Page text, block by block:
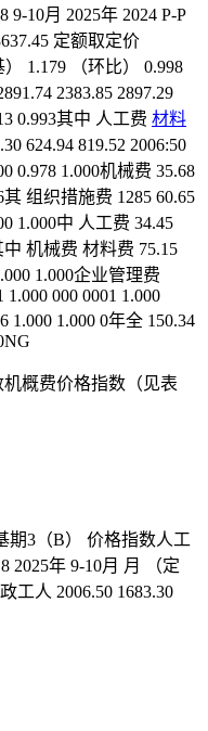
9-10月 2025年 2024 P-P
定额取定价
） 1.179 （环比） 0.998
2383.85 2897.29
0.993其中 人工费 材料
624.94 819.52 2006:50
0.978 1.000机械费 35.68
其 组织措施费 1285 60.65
1.000中 人工费 34.45
中 机械费 材料费 75.15
1.000企业管理费
1.000 000 0001 1.000
1.000 1.000 0年全 150.34
概费价格指数（见表
期3（B） 价格指数人工
2025年 9-10月 月 （定
工人 2006.50 1683.30